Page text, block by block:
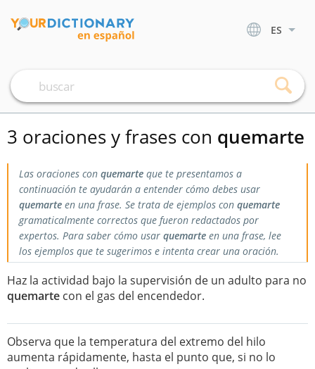
ES
3 oraciones y frases con quemarte
Las oraciones con quemarte que te presentamos a
continuación te ayudarán a entender cómo debes usar
quemarte en una frase. Se trata de ejemplos con quemarte
gramaticalmente correctos que fueron redactados por
expertos. Para saber cómo usar quemarte en una frase, lee
los ejemplos que te sugerimos e intenta crear una oración.
Haz la actividad bajo la supervisión de un adulto para no
quemarte con el gas del encendedor.
Observa que la temperatura del extremo del hilo
aumenta rápidamente, hasta el punto que, si no lo